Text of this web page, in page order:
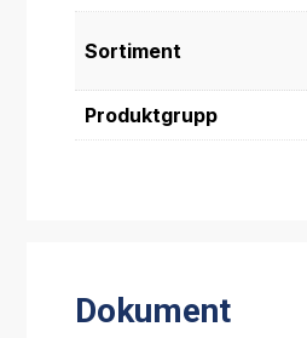
Sortiment
Produktgrupp
Dokument